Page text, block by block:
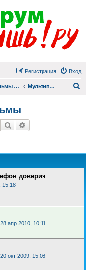
Вход
Регистрация
Фильмы для души Мультипликационные фильмы
Поиск
доверия
15:18
28 апр 2010, 10:11
20 окт 2009, 15:08